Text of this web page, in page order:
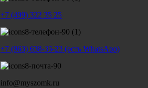
+7 (499) 322 35 25
+7 (963) 638-35-23 (есть WhatsApp)
info@myszomk.ru